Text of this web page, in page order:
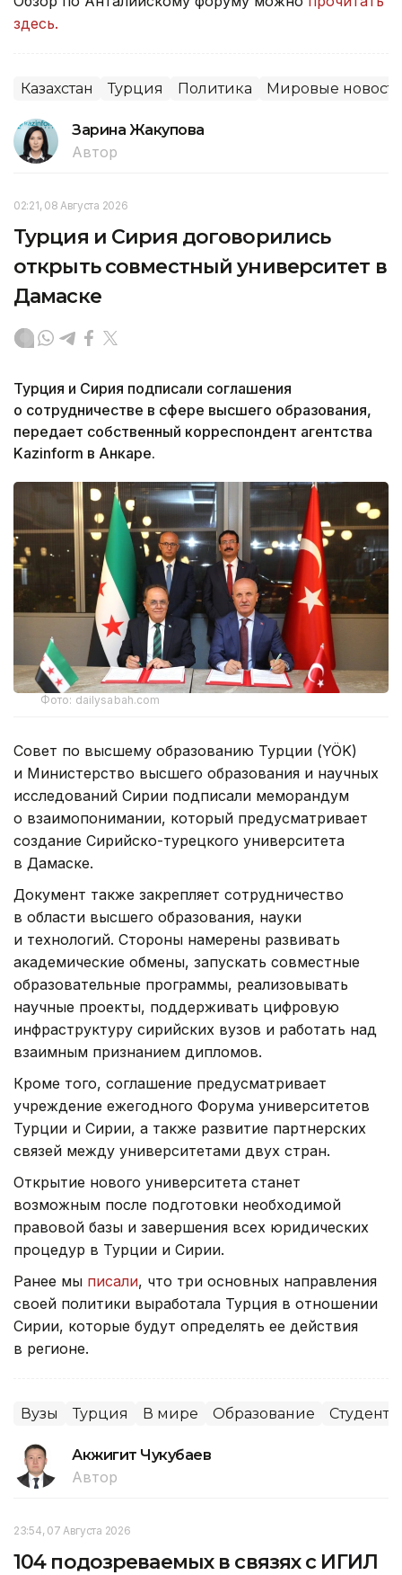
здесь.
Казахстан Турция Политика Мировые
Зарина Жакупова
Автор
02:21, 08 Августа 2026
Турция и Сирия договорились
открыть совместный университет в
Дамаске
Турция и Сирия подписали соглашения
о сотрудничестве в сфере высшего образования,
передает собственный корреспондент агентства
Kazinform в Анкаре.
Фото: dailysabah.com
Совет по высшему образованию Турции (YÖK)
и Министерство высшего образования и научных
исследований Сирии подписали меморандум
о взаимопонимании, который предусматривает
создание Сирийско-турецкого университета
в Дамаске.
Документ также закрепляет сотрудничество
в области высшего образования, науки
и технологий. Стороны намерены развивать
академические обмены, запускать совместные
образовательные программы, реализовывать
научные проекты, поддерживать цифровую
инфраструктуру сирийских вузов и работать над
взаимным признанием дипломов.
Кроме того, соглашение предусматривает
учреждение ежегодного Форума университетов
Турции и Сирии, а также развитие партнерских
связей между университетами двух стран.
Открытие нового университета станет
возможным после подготовки необходимой
правовой базы и завершения всех юридических
процедур в Турции и Сирии.
Ранее мы писали, что три основных направления
своей политики выработала Турция в отношении
Сирии, которые будут определять ее действия
в регионе.
Вузы Турция В мире Образование Студенты
Акжигит Чукубаев
Автор
23:54, 07 Августа 2026
104 подозреваемых в связях с ИГИЛ